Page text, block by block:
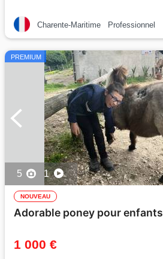
Charente-Maritime Professionnel
PREMIUM
5 1
NOUVEAU
Adorable poney pour enfants
1 000 €